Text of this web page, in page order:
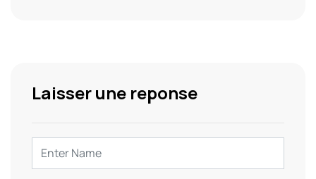
Laisser une reponse